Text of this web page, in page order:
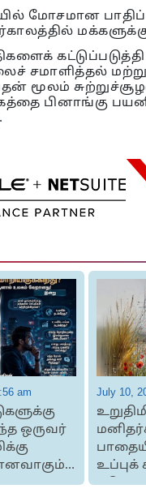
மோசமான
சமாளித்தல்
மூலம்
பினாங்கு
am
ஒருவர்
July 10,
உப்புக்